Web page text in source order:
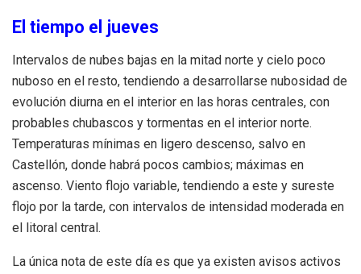
El tiempo el jueves
Intervalos de nubes bajas en la mitad norte y cielo poco
nuboso en el resto, tendiendo a desarrollarse nubosidad de
evolución diurna en el interior en las horas centrales, con
probables chubascos y tormentas en el interior norte.
Temperaturas mínimas en ligero descenso, salvo en
Castellón, donde habrá pocos cambios; máximas en
ascenso. Viento flojo variable, tendiendo a este y sureste
flojo por la tarde, con intervalos de intensidad moderada en
el litoral central.
La única nota de este día es que ya existen avisos activos